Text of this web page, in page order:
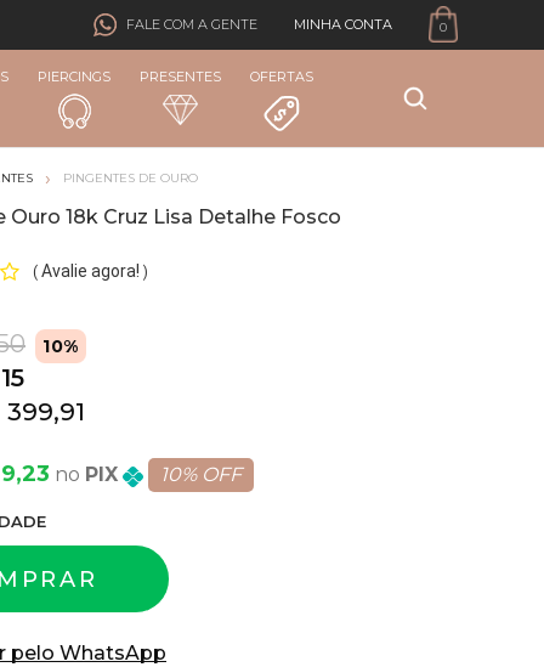
FALE COM A GENTE MINHA CONTA 0
PIERCINGS PRESENTES OFERTAS
PINGENTES DE OURO
Ouro 18k Cruz Lisa Detalhe Fosco
( Avalie agora! )
10%
399,91
PIX 10% OFF
pelo WhatsApp